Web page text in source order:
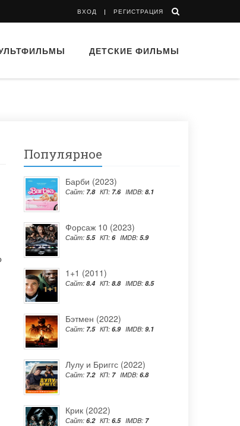
ВХОД РЕГИСТРАЦИЯ
ДЕТСКИЕ ФИЛЬМЫ
Популярное
Барби (2023)
Сайт: 7.8 КП: 7.6 IMDB: 8.1
Форсаж 10 (2023)
Сайт: 5.5 КП: 6 IMDB: 5.9
1+1 (2011)
Сайт: 8.4 КП: 8.8 IMDB: 8.5
Бэтмен (2022)
Сайт: 7.5 КП: 6.9 IMDB: 9.1
Лулу и Бриггс (2022)
Сайт: 7.2 КП: 7 IMDB: 6.8
Крик (2022)
Сайт: 6.2 КП: 6.5 IMDB: 7